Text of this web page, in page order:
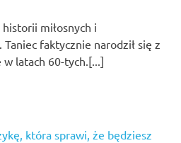
historii miłosnych i
faktycznie narodził się z
latach 60-tych.[...]
która sprawi, że będziesz